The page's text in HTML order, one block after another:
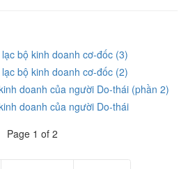
bộ kinh doanh cơ-đốc (3)
bộ kinh doanh cơ-đốc (2)
doanh của người Do-thái (phần 2)
doanh của người Do-thái
Page 1 of 2